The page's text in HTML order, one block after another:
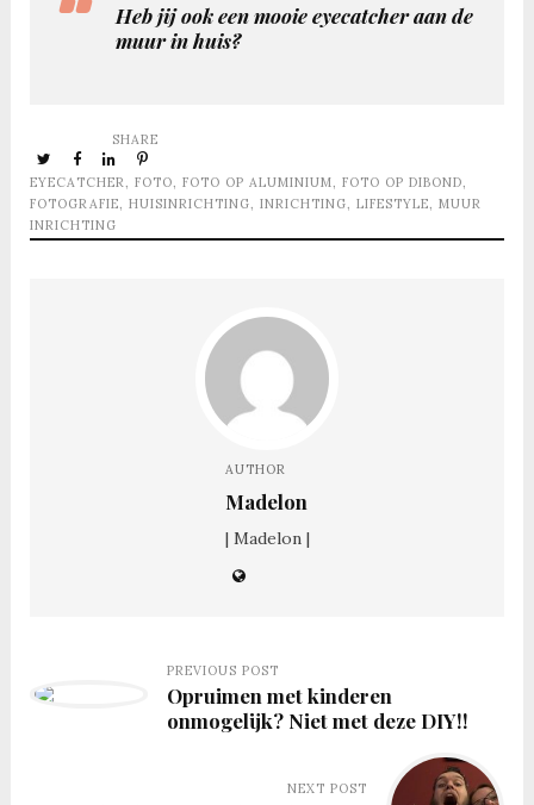
Heb jij ook een mooie eyecatcher aan de
muur in huis?
EYECATCHER, FOTO, FOTO OP ALUMINIUM, FOTO OP DIBOND,
FOTOGRAFIE, HUISINRICHTING, INRICHTING, LIFESTYLE, MUUR
INRICHTING
SHARE
AUTHOR
Madelon
| Madelon |
PREVIOUS POST
Opruimen met kinderen
onmogelijk? Niet met deze DIY!!
NEXT POST